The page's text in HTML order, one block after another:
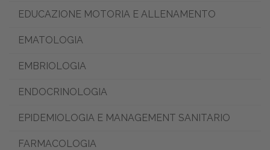
EDUCAZIONE MOTORIA E ALLENAMENTO
EMATOLOGIA
EMBRIOLOGIA
ENDOCRINOLOGIA
EPIDEMIOLOGIA E MANAGEMENT SANITARIO
FARMACOLOGIA